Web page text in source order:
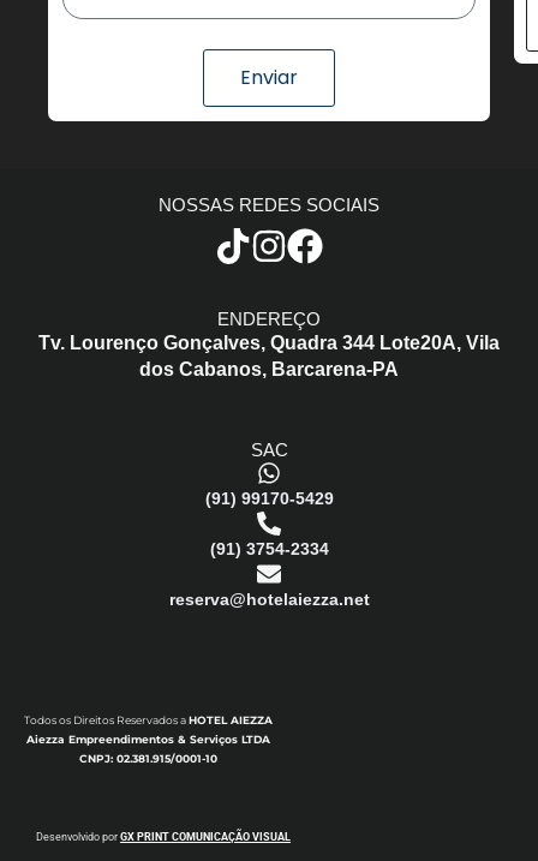
Enviar
SAC
(91) 99170-5429
(91) 3754-2334
reserva@hotelaiezza.net
ENDEREÇO
Tv. Lourenço Gonçalves, Quadra 344 Lote20A, Vila
dos Cabanos, Barcarena-PA
NOSSAS REDES SOCIAIS
Desenvolvido por GX PRINT COMUNICAÇÃO VISUAL
Todos os Direitos Reservados aHOTEL AIEZZA
Aiezza Empreendimentos & Serviços LTDA
CNPJ: 02.381.915/0001-10